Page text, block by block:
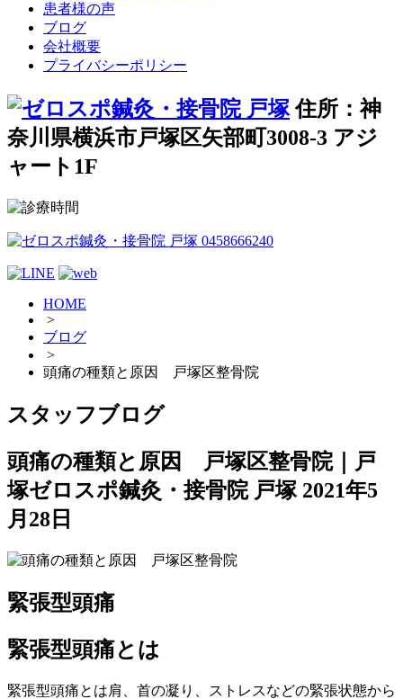
患者様の声
ブログ
会社概要
プライバシーポリシー
住所：神
奈川県横浜市戸塚区矢部町3008-3 アジ
ャート1F
HOME
>
ブログ
>
頭痛の種類と原因 戸塚区整骨院
スタッフブログ
頭痛の種類と原因 戸塚区整骨院｜戸
塚ゼロスポ鍼灸・接骨院 戸塚 2021年5
月28日
緊張型頭痛
緊張型頭痛とは
緊張型頭痛とは肩、首の凝り、ストレスなどの緊張状態から